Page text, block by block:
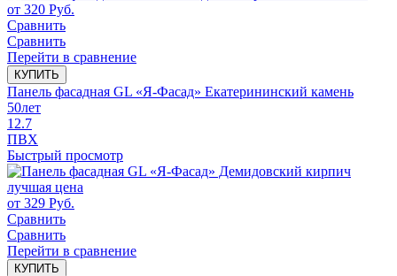
от 320 Руб.
Сравнить
Сравнить
Перейти в сравнение
КУПИТЬ
Панель фасадная GL «Я-Фасад» Екатерининский камень
50лет
12.7
ПВХ
Быстрый просмотр
лучшая цена
от 329 Руб.
Сравнить
Сравнить
Перейти в сравнение
КУПИТЬ